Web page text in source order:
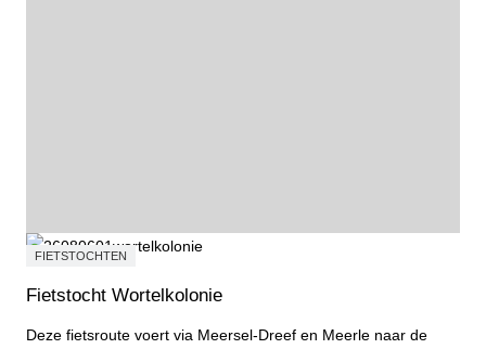
FIETSTOCHTEN
Fietstocht Wortelkolonie
Deze fietsroute voert via Meersel-Dreef en Meerle naar de